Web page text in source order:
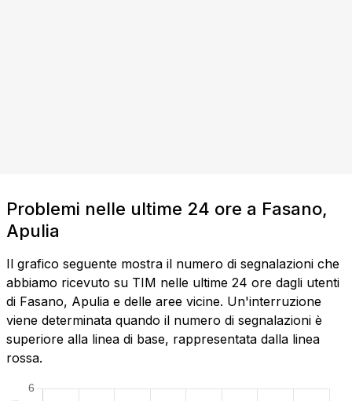
Problemi nelle ultime 24 ore a Fasano,
Apulia
Il grafico seguente mostra il numero di segnalazioni che
abbiamo ricevuto su TIM nelle ultime 24 ore dagli utenti
di Fasano, Apulia e delle aree vicine. Un'interruzione
viene determinata quando il numero di segnalazioni è
superiore alla linea di base, rappresentata dalla linea
rossa.